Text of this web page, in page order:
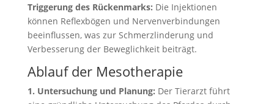
Triggerung des Rückenmarks: Die Injektionen
können Reflexbögen und Nervenverbindungen
beeinflussen, was zur Schmerzlinderung und
Verbesserung der Beweglichkeit beiträgt.
Ablauf der Mesotherapie
1. Untersuchung und Planung: Der Tierarzt führt